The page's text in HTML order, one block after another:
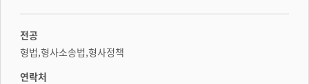
전공
형법,형사소송법,형사정책
연락처